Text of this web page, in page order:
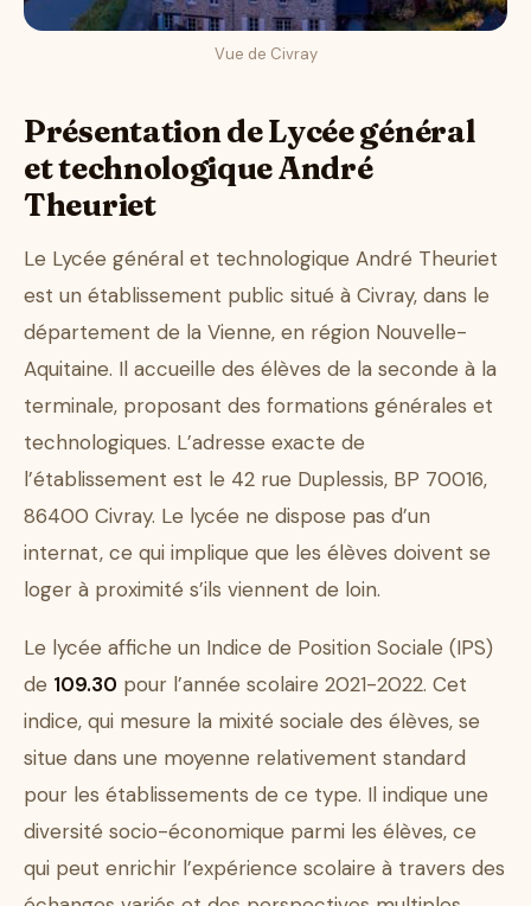
Vue de Civray
Présentation de Lycée général
et technologique André
Theuriet
Le Lycée général et technologique André Theuriet
est un établissement public situé à Civray, dans le
département de la Vienne, en région Nouvelle-
Aquitaine. Il accueille des élèves de la seconde à la
terminale, proposant des formations générales et
technologiques. L’adresse exacte de
l’établissement est le 42 rue Duplessis, BP 70016,
86400 Civray. Le lycée ne dispose pas d’un
internat, ce qui implique que les élèves doivent se
loger à proximité s’ils viennent de loin.
Le lycée affiche un Indice de Position Sociale (IPS)
de 109.30 pour l’année scolaire 2021-2022. Cet
indice, qui mesure la mixité sociale des élèves, se
situe dans une moyenne relativement standard
pour les établissements de ce type. Il indique une
diversité socio-économique parmi les élèves, ce
qui peut enrichir l’expérience scolaire à travers des